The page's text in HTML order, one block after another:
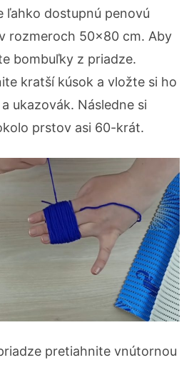
ľahko dostupnú penovú
rozmeroch 50×80 cm. Aby
bombuľky z priadze.
kratší kúsok a vložte si ho
ukazovák. Následne si
prstov asi 60-krát.
pretiahnite vnútornou